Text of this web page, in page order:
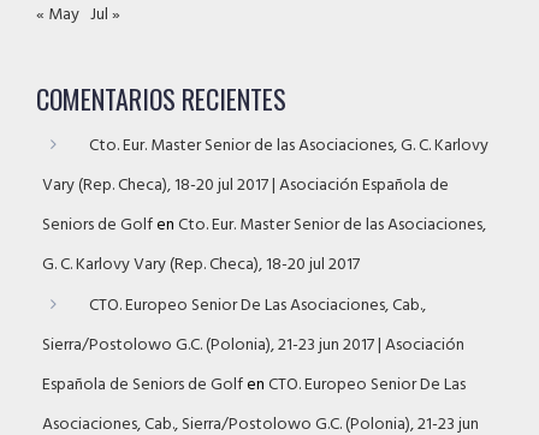
« May Jul »
COMENTARIOS RECIENTES
Cto. Eur. Master Senior de las Asociaciones, G. C. Karlovy
Vary (Rep. Checa), 18-20 jul 2017 | Asociación Española de
Seniors de GolfenCto. Eur. Master Senior de las Asociaciones,
G. C. Karlovy Vary (Rep. Checa), 18-20 jul 2017
CTO. Europeo Senior De Las Asociaciones, Cab.,
Sierra/Postolowo G.C. (Polonia), 21-23 jun 2017 | Asociación
Española de Seniors de GolfenCTO. Europeo Senior De Las
Asociaciones, Cab., Sierra/Postolowo G.C. (Polonia), 21-23 jun